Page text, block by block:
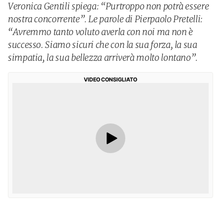
Veronica Gentili spiega: “Purtroppo non potrà essere
nostra concorrente”. Le parole di Pierpaolo Pretelli:
“Avremmo tanto voluto averla con noi ma non è
successo. Siamo sicuri che con la sua forza, la sua
simpatia, la sua bellezza arriverà molto lontano”.
VIDEO CONSIGLIATO